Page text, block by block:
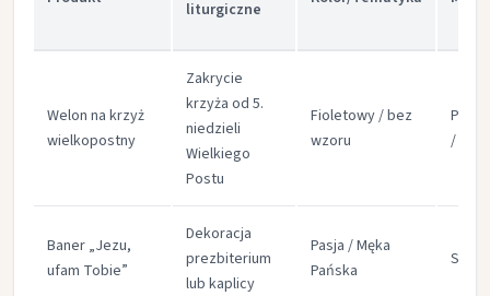
liturgiczne
Welon na krzyż
wielkopostny
Zakrycie
krzyża od 5.
niedzieli
Wielkiego
Postu
Fioletowy / bez
wzoru
/
Baner „Jezu,
ufam Tobie”
Dekoracja
prezbiterium
lub kaplicy
Pasja / Męka
Pańska